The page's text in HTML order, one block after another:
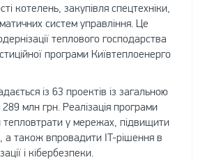
котелень, закупівля спецтехніки,
систем управління. Це
теплового господарства
програми Київтеплоенерго
із 63 проектів із загальною
млн грн. Реалізація програми
тепловтрати у мережах, підвищити
а також впровадити IT-рішення в
і кібербезпеки.